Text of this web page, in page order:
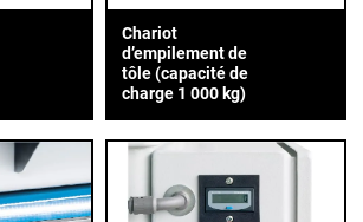
Chariot
d’empilement de
tôle (capacité de
charge 1 000 kg)